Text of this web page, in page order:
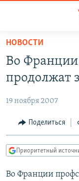
упрощенного
доступа
основному
Вернутся
главной
навигации
Вернутся
ПОДКАСТЫ
АВТОРСКИЕ
ЦИТАТЫ СВОБОДЫ
МНЕНИЯ
IDEL.РЕАЛИИ
КАВКАЗ.РЕАЛИИ
НОВОСТИ
Во
продолжат
19 ноября 2007
Поделиться
Приоритетный
Во Франции